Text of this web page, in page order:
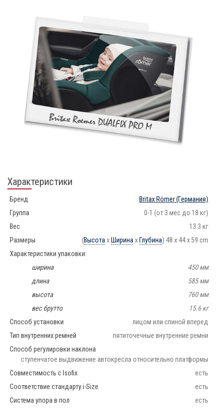
Характеристики
Бренд Britax Römer(Германия)
Группа
0-1 (от 3 мес до 18 кг)
Вес
13.3 кг
Размеры
(Высотаx Ширинаx Глубина) 48 x 44 x 59 cm
Характеристики упаковки:
ширина
450 мм
длина
585 мм
высота
760 мм
вес брутто
15.6 кг
Способ установки
лицом или спиной вперед
Тип внутренних ремней
пятиточечные внутренние ремни
Способ регулировки наклона
ступенчатое выдвижение автокресла относительно платформы
Совместимость с Isofix
есть
Соответствие стандарту i-Size
есть
Система упора в пол
есть